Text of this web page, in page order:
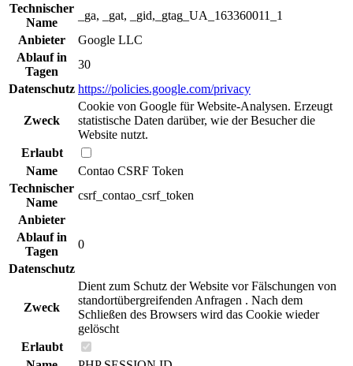
Technischer
Name
_ga, _gat, _gid,_gtag_UA_163360011_1
Anbieter
Google LLC
Ablauf in
Tagen
30
Datenschutz https://policies.google.com/privacy
Zweck
Cookie von Google für Website-Analysen. Erzeugt
statistische Daten darüber, wie der Besucher die
Website nutzt.
Erlaubt
Name
Contao CSRF Token
Technischer
Name
csrf_contao_csrf_token
Anbieter
Ablauf in
Tagen
0
Datenschutz
Zweck
Dient zum Schutz der Website vor Fälschungen von
standortübergreifenden Anfragen . Nach dem
Schließen des Browsers wird das Cookie wieder
gelöscht
Erlaubt